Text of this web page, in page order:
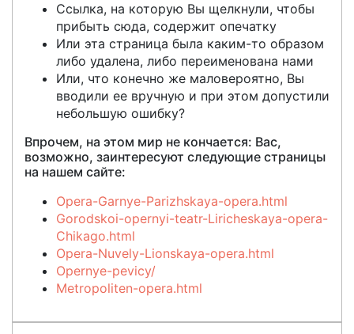
Ссылка, на которую Вы щелкнули, чтобы
прибыть сюда, содержит опечатку
Или эта страница была каким-то образом
либо удалена, либо переименована нами
Или, что конечно же маловероятно, Вы
вводили ее вручную и при этом допустили
небольшую ошибку?
Впрочем, на этом мир не кончается: Вас,
возможно, заинтересуют следующие страницы
на нашем сайте:
Opera-Garnye-Parizhskaya-opera.html
Gorodskoi-opernyi-teatr-Liricheskaya-opera-
Chikago.html
Opera-Nuvely-Lionskaya-opera.html
Opernye-pevicy/
Metropoliten-opera.html